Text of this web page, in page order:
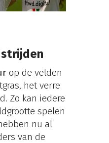
op de velden
het verre
Zo kan iedere
spelen
nu al
van de